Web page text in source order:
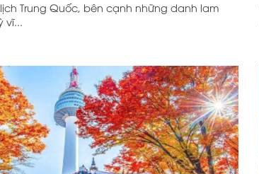
Trung Quốc, bên cạnh những danh lam
vĩ...